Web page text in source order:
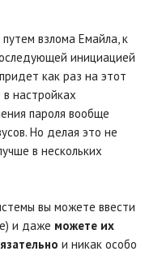
взлома Емайла, к
инициацией
как раз на этот
настройках
пароля вообще
Но делая это не
в нескольких
вы можете ввести
и даже можете их
и никак особо